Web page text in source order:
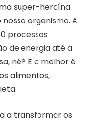
super-heroína
organismo. A
processos
de energia até a
né? E o melhor é
alimentos,
a transformar os